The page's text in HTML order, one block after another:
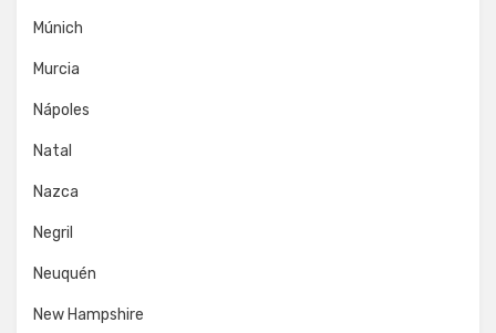
Múnich
Murcia
Nápoles
Natal
Nazca
Negril
Neuquén
New Hampshire